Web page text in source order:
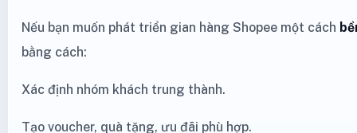
Nếu bạn muốn phát triển gian hàng Shopee một cách
bằng cách:
Xác định nhóm khách trung thành.
Tạo voucher, quà tặng, ưu đãi phù hợp.